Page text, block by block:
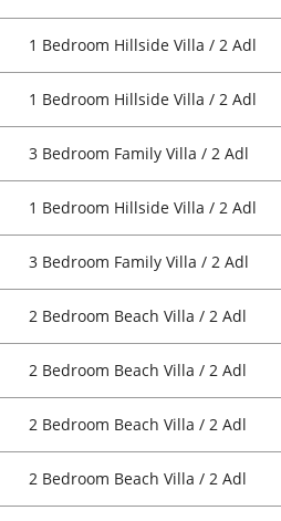
1 Bedroom Hillside Villa / 2 Adl
1 Bedroom Hillside Villa / 2 Adl
3 Bedroom Family Villa / 2 Adl
1 Bedroom Hillside Villa / 2 Adl
3 Bedroom Family Villa / 2 Adl
2 Bedroom Beach Villa / 2 Adl
2 Bedroom Beach Villa / 2 Adl
2 Bedroom Beach Villa / 2 Adl
2 Bedroom Beach Villa / 2 Adl